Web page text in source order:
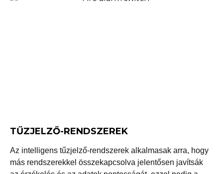
TŰZJELZŐ-RENDSZEREK
Az intelligens tűzjelző-rendszerek alkalmasak arra, hogy
más rendszerekkel összekapcsolva jelentősen javítsák